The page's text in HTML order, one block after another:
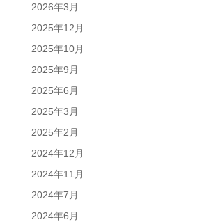
2026年3月
2025年12月
2025年10月
2025年9月
2025年6月
2025年3月
2025年2月
2024年12月
2024年11月
2024年7月
2024年6月